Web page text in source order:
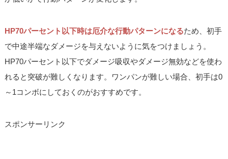
HP70パーセント以下時は厄介な行動パターンになるため、初手
で中途半端なダメージを与えないように気をつけましょう。
HP70パーセント以下でダメージ吸収やダメージ無効などを使わ
れると突破が難しくなります。ワンパンが難しい場合、初手は0
～1コンボにしておくのがおすすめです。
スポンサーリンク